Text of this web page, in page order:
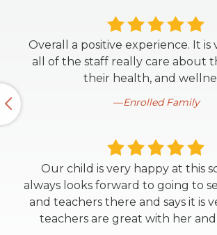
Overall a positive experience. It is
all of the staff really care about
their health, and
Enrolled Family
Our child is very happy at this
always looks forward to going to
and teachers there and says it is
teachers are great with her